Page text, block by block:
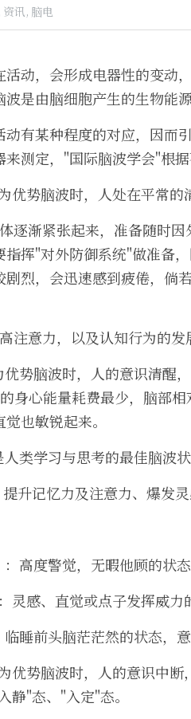
资讯, 脑电
活动，会形成电器性的变动
是由脑细胞产生的生物能
有某种程度的对应，因而
测定，"国际脑波学会"根
优势脑波时，人处在平常的
逐渐紧张起来，准备随时
挥"对外防御系统"做准备
烈，会迅速感到疲倦，倘
注意力，以及认知行为的发
势脑波时，人的意识清醒
身心能量耗费最少，脑部
也敏锐起来。
类学习与思考的最佳脑波
升记忆力及注意力、爆发
高度警觉，无暇他顾的状态
灵感、直觉或点子发挥威力
睡前头脑茫茫然的状态，意
优势脑波时，人的意识中
静"态、"入定"态。